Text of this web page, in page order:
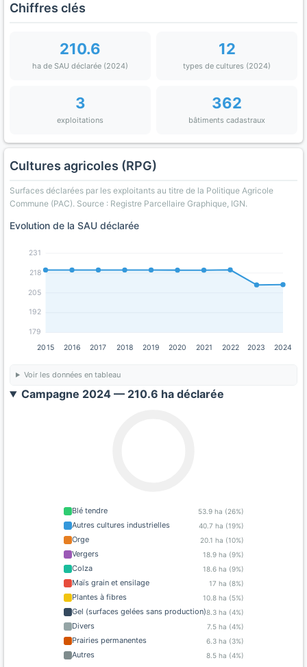
Chiffres clés
210.6
ha de SAU déclarée (2024)
12
types de cultures (2024)
3
exploitations
362
bâtiments cadastraux
Cultures agricoles (RPG)
Surfaces déclarées par les exploitants au titre de la Politique Agricole
Commune (PAC). Source : Registre Parcellaire Graphique, IGN.
Evolution de la SAU déclarée
179
192
205
218
231
2015 2016 2017 2018 2019 2020 2021 2022 2023 2024
Voir les données en tableau
Campagne 2024 — 210.6 ha déclarée
Blé tendre 53.9 ha (26%)
Autres cultures industrielles 40.7 ha (19%)
Orge 20.1 ha (10%)
Vergers 18.9 ha (9%)
Colza 18.6 ha (9%)
Maïs grain et ensilage 17 ha (8%)
Plantes à fibres 10.8 ha (5%)
Gel (surfaces gelées sans production)8.3 ha (4%)
Divers 7.5 ha (4%)
Prairies permanentes 6.3 ha (3%)
Autres 8.5 ha (4%)